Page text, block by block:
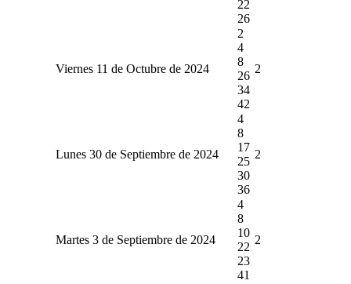
22
26
Viernes 11 de Octubre de 2024
2
4
8
26
34
42
2
Lunes 30 de Septiembre de 2024
4
8
17
25
30
36
2
Martes 3 de Septiembre de 2024
4
8
10
22
23
41
2